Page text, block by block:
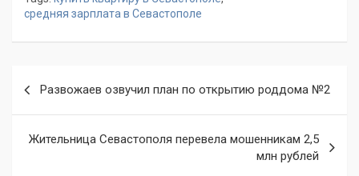
средняя зарплата в Севастополе
записям
Развожаев озвучил план по открытию роддома №2
Жительница Севастополя перевела мошенникам 2,5
млн рублей